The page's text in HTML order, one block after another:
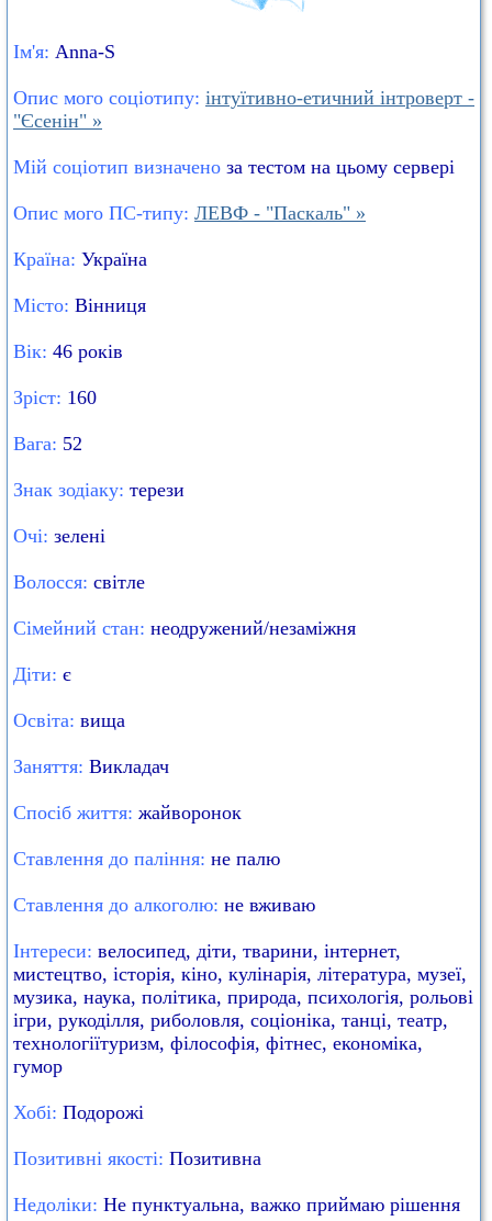
Ім'я: Anna-S
Опис мого соціотипу: інтуїтивно-етичний інтроверт -
"Єсенін" »
Мій соціотип визначено за тестом на цьому сервері
Опис мого ПС-типу: ЛЕВФ - "Паскаль" »
Країна: Україна
Місто: Вінниця
Вік: 46 років
Зріст: 160
Вага: 52
Знак зодіаку: терези
Очі: зелені
Волосся: світле
Сімейний стан: неодружений/незаміжня
Діти: є
Освіта: вища
Заняття: Викладач
Спосіб життя: жайворонок
Ставлення до паління: не палю
Ставлення до алкоголю: не вживаю
Інтереси: велосипед, діти, тварини, інтернет,
мистецтво, історія, кіно, кулінарія, література, музеї,
музика, наука, політика, природа, психологія, рольові
ігри, рукоділля, риболовля, соціоніка, танці, театр,
технологіїтуризм, філософія, фітнес, економіка,
гумор
Хобі: Подорожі
Позитивні якості: Позитивна
Недоліки: Не пунктуальна, важко приймаю рішення